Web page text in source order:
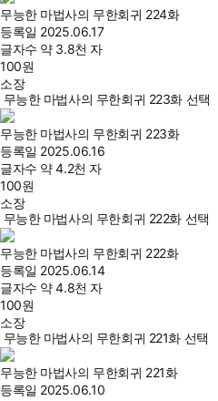
무능한 마법사의 무한회귀 224화
등록일 2025.06.17
글자수 약 3.8천 자
100원
소장
무능한 마법사의 무한회귀 223화 선택
무능한 마법사의 무한회귀 223화
등록일 2025.06.16
글자수 약 4.2천 자
100원
소장
무능한 마법사의 무한회귀 222화 선택
무능한 마법사의 무한회귀 222화
등록일 2025.06.14
글자수 약 4.8천 자
100원
소장
무능한 마법사의 무한회귀 221화 선택
무능한 마법사의 무한회귀 221화
등록일 2025.06.10